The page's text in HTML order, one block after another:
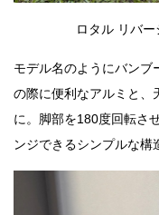
ロタル リバ
モデル名のようにバンブ
の際に便利なアルミと、
に。脚部を180度回転さ
ンジできるシンプルな構